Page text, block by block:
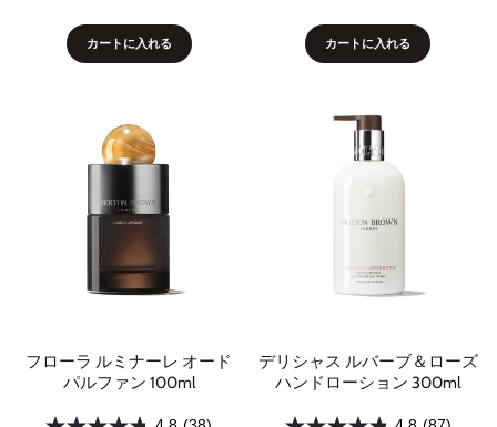
カートに入れる カートに入れる
フローラ ルミナーレ オード
パルファン 100ml
デリシャス ルバーブ＆ローズ
ハンドローション 300ml